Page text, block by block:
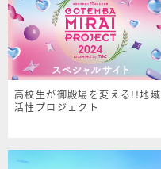
高校生が御殿場を変える!!地域
活性プロジェクト